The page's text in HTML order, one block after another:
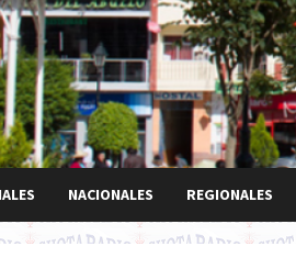
NACIONALES REGIONALES